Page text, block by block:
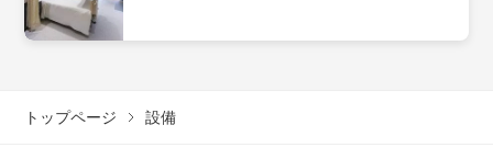
トップページ 設備